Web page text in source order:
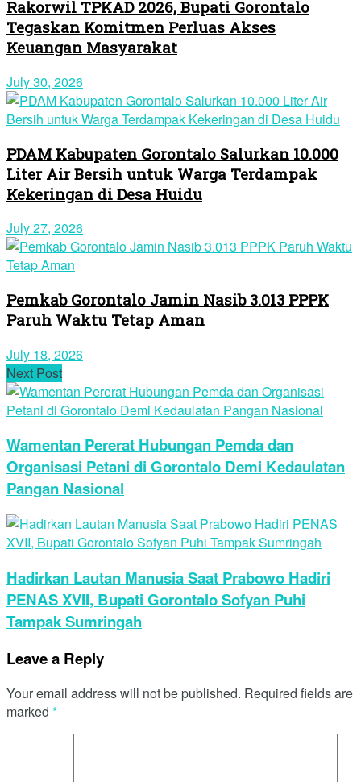
Rakorwil TPKAD 2026, Bupati Gorontalo
Tegaskan Komitmen Perluas Akses
Keuangan Masyarakat
July 30, 2026
PDAM Kabupaten Gorontalo Salurkan 10.000
Liter Air Bersih untuk Warga Terdampak
Kekeringan di Desa Huidu
July 27, 2026
Pemkab Gorontalo Jamin Nasib 3.013 PPPK
Paruh Waktu Tetap Aman
July 18, 2026
Next Post
Wamentan Pererat Hubungan Pemda dan
Organisasi Petani di Gorontalo Demi Kedaulatan
Pangan Nasional
Hadirkan Lautan Manusia Saat Prabowo Hadiri
PENAS XVII, Bupati Gorontalo Sofyan Puhi
Tampak Sumringah
Leave a Reply
Your email address will not be published. Required fields are
marked *